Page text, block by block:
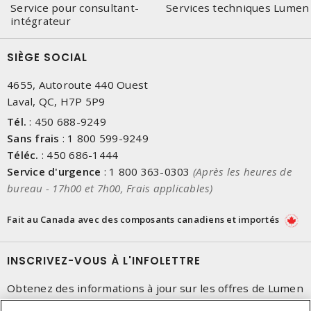
Service pour consultant-
intégrateur
Services techniques Lumen
SIÈGE SOCIAL
4655, Autoroute 440 Ouest
Laval, QC, H7P 5P9
Tél. : 450 688-9249
Sans frais : 1 800 599-9249
Téléc. : 450 686-1444
Service d'urgence : 1 800 363-0303 (Après les heures de
bureau - 17h00 et 7h00, Frais applicables)
Fait au Canada avec des composants canadiens et importés
INSCRIVEZ-VOUS À L'INFOLETTRE
Obtenez des informations à jour sur les offres de Lumen